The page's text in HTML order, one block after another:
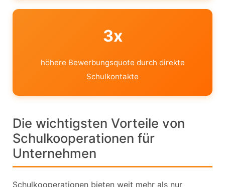
3x
höhere Bewerbungsquote durch direkte
Schulkontakte
Die wichtigsten Vorteile von
Schulkooperationen für
Unternehmen
Schulkooperationen bieten weit mehr als nur